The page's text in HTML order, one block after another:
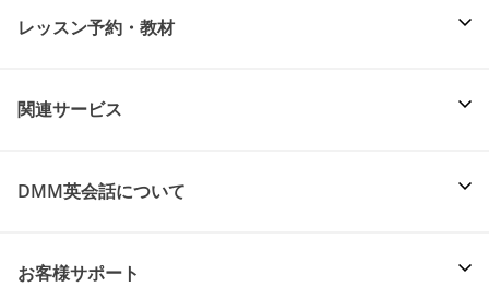
レッスン予約・教材
関連サービス
DMM英会話について
お客様サポート